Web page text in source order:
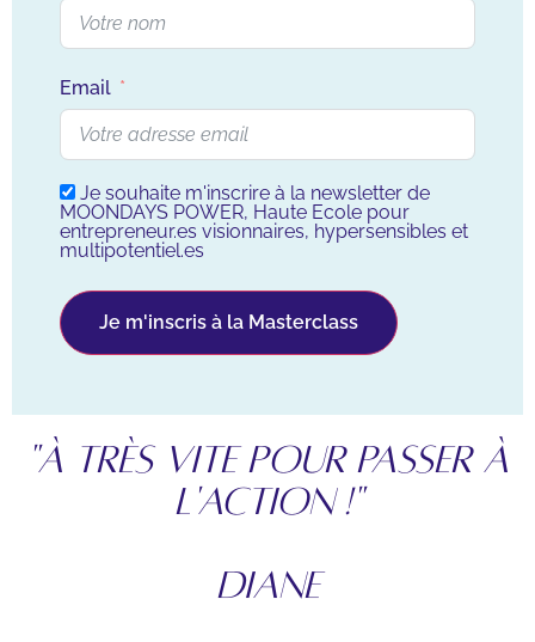
Email
Je souhaite m'inscrire à la newsletter de
MOONDAYS POWER, Haute Ecole pour
entrepreneur.es visionnaires, hypersensibles et
multipotentiel.es
Je m'inscris à la Masterclass
"à très vite pour passer à
l'action !"
Diane